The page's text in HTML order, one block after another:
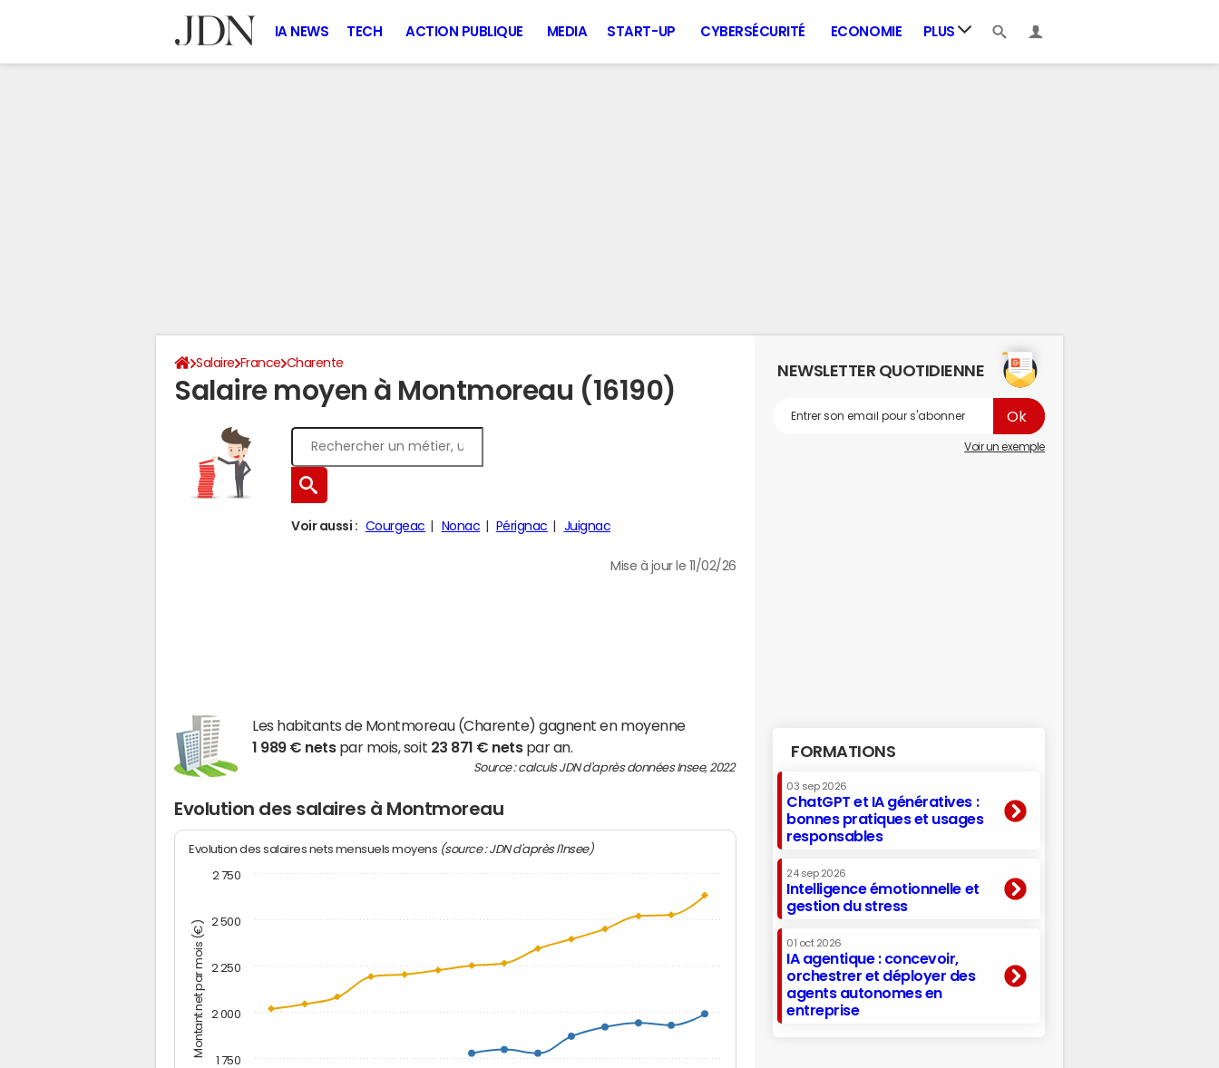
IA NEWS TECH ACTION PUBLIQUE MEDIA START-UP CYBERSÉCURITÉ ECONOMIE PLUS
Salaire France Charente
Salaire moyen à Montmoreau (16190)
Voir aussi : Courgeac Nonac Pérignac Juignac
Mise à jour le 11/02/26
Les habitants de Montmoreau (Charente) gagnent en moyenne
1 989 € netspar mois, soit 23 871 € netspar an.
Source : calculs JDN d'après données Insee, 2022
Evolution des salaires à Montmoreau
Montant net par mois (€)
Evolution des salaires nets mensuels moyens (source : JDN d'après l'Insee)
1 750
2 000
2 250
2 500
2 750
NEWSLETTER QUOTIDIENNE
Voir un exemple
FORMATIONS
03 sep 2026
ChatGPT et IA génératives :
bonnes pratiques et usages
responsables
24 sep 2026
Intelligence émotionnelle et
gestion du stress
01 oct 2026
IA agentique : concevoir,
orchestrer et déployer des
agents autonomes en
entreprise